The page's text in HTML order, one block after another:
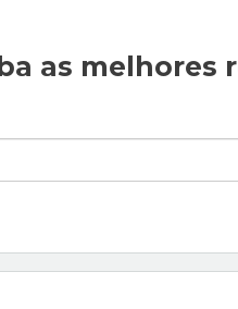
as melhores